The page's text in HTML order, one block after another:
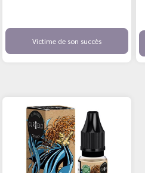
Victime de son succès